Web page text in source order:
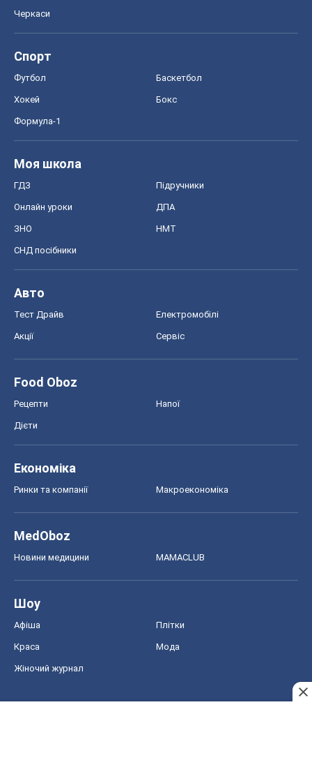
Черкаси
Спорт
Футбол Баскетбол
Хокей Бокс
Формула-1
Моя школа
ГДЗ Підручники
Онлайн уроки ДПА
ЗНО НМТ
СНД посібники
Авто
Тест Драйв Електромобілі
Акції Сервіс
Food Oboz
Рецепти Напої
Дієти
Економіка
Ринки та компанії Макроекономіка
MedOboz
Новини медицини MAMACLUB
Шоу
Афіша Плітки
Краса Мода
Жіночий журнал